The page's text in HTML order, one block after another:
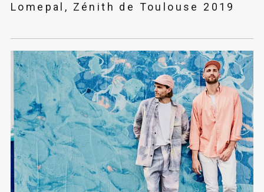
Lomepal, Zénith de Toulouse 2019